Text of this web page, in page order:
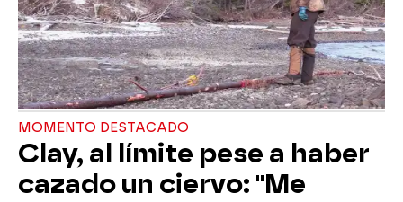
MOMENTO DESTACADO
Clay, al límite pese a haber
cazado un ciervo: "Me